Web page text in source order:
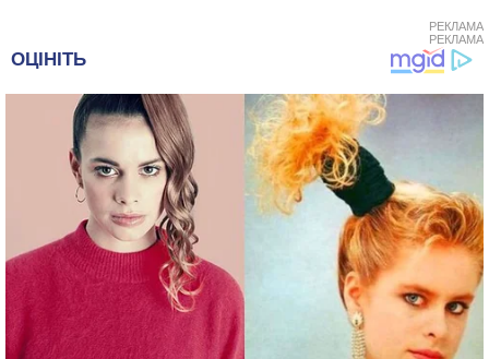
РЕКЛАМА
РЕКЛАМА